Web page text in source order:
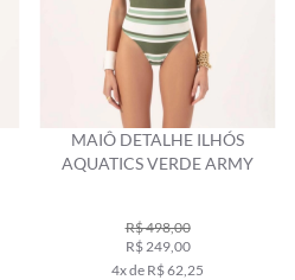
MAIÔ DETALHE ILHÓS
AQUATICS VERDE ARMY
R$ 498,00
R$ 249,00
4x de R$ 62,25